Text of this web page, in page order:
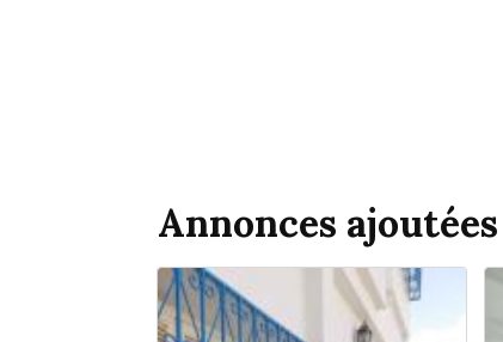
Annonces